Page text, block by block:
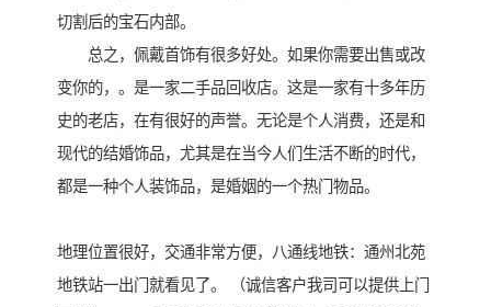
切割后的宝石内部。
总之，佩戴首饰有很多好处。如果你需要出售或改
变你的，。是一家二手品回收店。这是一家有十多年历
史的老店，在有很好的声誉。无论是个人消费，还是和
现代的结婚饰品，尤其是在当今人们生活不断的时代，
都是一种个人装饰品，是婚姻的一个热门物品。
地理位置很好，交通非常方便，八通线地铁：通州北苑
地铁站一出门就看见了。 （诚信客户我司可以提供上门